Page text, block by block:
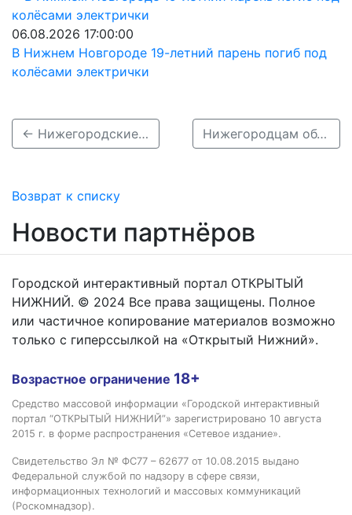
06.08.2026 17:00:00
В Нижнем Новгороде 19-летний парень погиб под
колёсами электрички
← Нижегородские онкологи внедрили высокоточную диагностику рака простаты Нижегородцам объяснили, опасно ли смешивать бензин в баке →
Возврат к списку
Новости партнёров
Городской интерактивный портал ОТКРЫТЫЙ
НИЖНИЙ. © 2024 Все права защищены. Полное
или частичное копирование материалов возможно
только с гиперссылкой на «Открытый Нижний».
Возрастное ограничение 18+
Средство массовой информации «Городской интерактивный
портал “ОТКРЫТЫЙ НИЖНИЙ”» зарегистрировано 10 августа
2015 г. в форме распространения «Сетевое издание».
Свидетельство Эл № ФС77 – 62677 от 10.08.2015 выдано
Федеральной службой по надзору в сфере связи,
информационных технологий и массовых коммуникаций
(Роскомнадзор).